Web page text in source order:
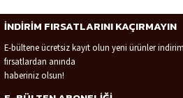
iletebilirsiniz.
Görüş ve önerileriniz için teşekkür ederiz.
Ürün resmi kalitesiz, bozuk veya
Ürün açıklamasında eksik bilgiler
İNDİRİM FIRSATLARINI KAÇIRMAYIN
E-bültene ücretsiz kayıt olun yeni ürünler
fırsatlardan anında
haberiniz olsun!